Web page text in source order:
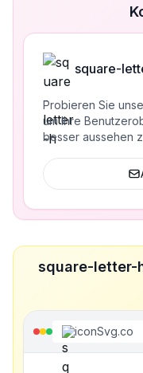
square-
Probieren Sie
um Ihre
besser aussehen
square-letter-
iconSvg.co